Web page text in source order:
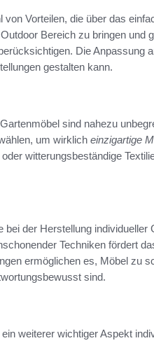
von Vorteilen, die über das
Bereich zu bringen und
Die Anpassung
gestalten kann.
sind nahezu
um wirklich einzigartige
witterungsbeständige
bei der Herstellung individueller
Techniken fördert
ermöglichen es, Möbel zu
sind.
weiterer wichtiger Aspekt